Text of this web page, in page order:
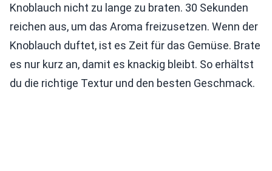
Knoblauch nicht zu lange zu braten. 30 Sekunden
reichen aus, um das Aroma freizusetzen. Wenn der
Knoblauch duftet, ist es Zeit für das Gemüse. Brate
es nur kurz an, damit es knackig bleibt. So erhältst
du die richtige Textur und den besten Geschmack.